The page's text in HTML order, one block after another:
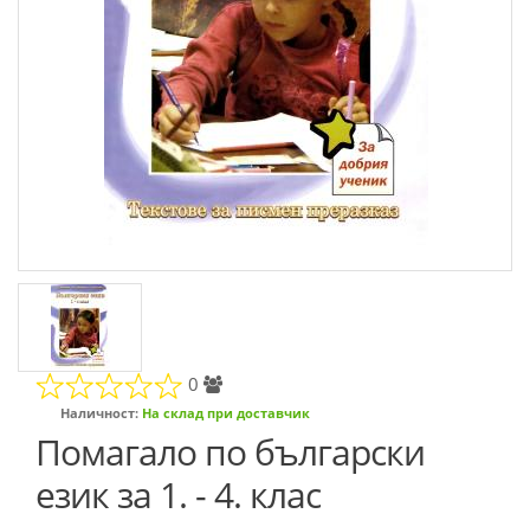
0
Наличност: На склад при доставчик
Помагало по български
език за 1. - 4. клас